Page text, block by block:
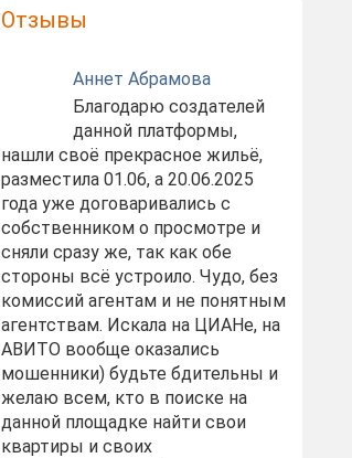
Отзывы
Аннет Абрамова
Благодарю создателей
данной платформы,
нашли своё прекрасное жильё,
разместила 01.06, а 20.06.2025
года уже договаривались с
собственником о просмотре и
сняли сразу же, так как обе
стороны всё устроило. Чудо, без
комиссий агентам и не понятным
агентствам. Искала на ЦИАНе, на
АВИТО вообще оказались
мошенники) будьте бдительны и
желаю всем, кто в поиске на
данной площадке найти свои
квартиры и своих